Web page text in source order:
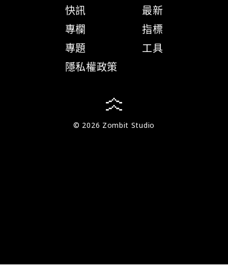
快訊
專欄
專題
隱私權政策
最新
指標
工具
© 2026 Zombit Studio